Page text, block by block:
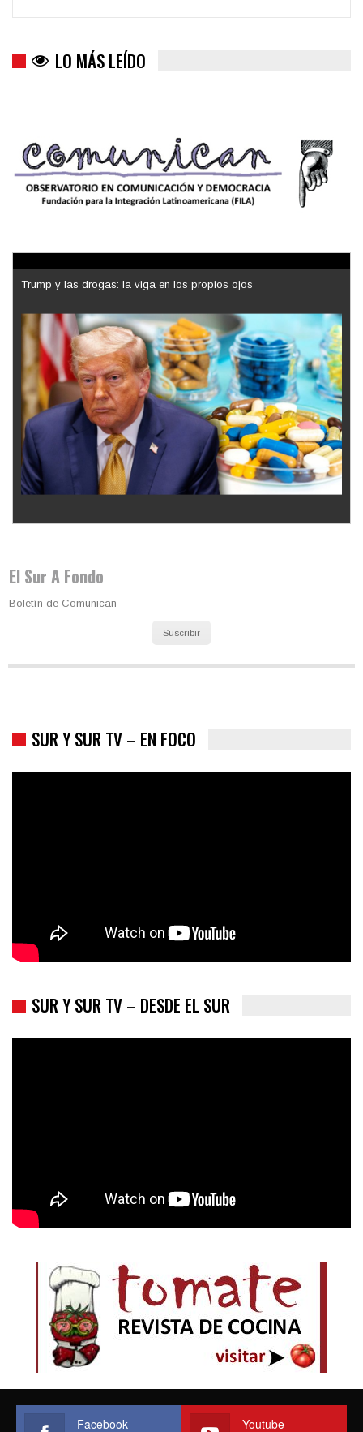
LO MÁS LEÍDO
Trump y las drogas: la viga en los propios ojos
Los latinos le van dando la espalda a Trump
Facebook Youtube